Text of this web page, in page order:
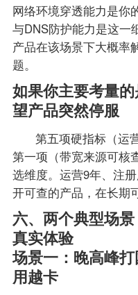
网络环境穿透能力是你
与DNS防护能力是这一
产品在该场景下大概率
题。
如果你主要考量
望产品突然停服
第五项硬指标（运
第一项（带宽来源可核
选维度。运营9年、注
开可查的产品，在长期
六、两个典型场
真实体验
场景一：晚高峰
用越卡